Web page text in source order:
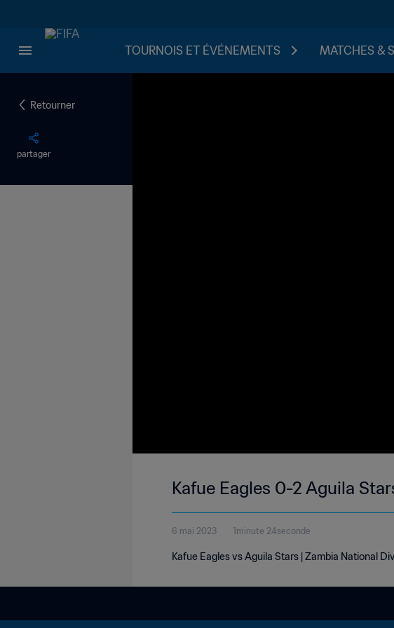
TOURNOIS ET ÉVÉNEMENTS MATCHES &
Retourner
partager
Kafue Eagles 0-2 Aguila
6 mai 2023 1minute 24seconde
Kafue Eagles vs Aguila Stars | Zambia National